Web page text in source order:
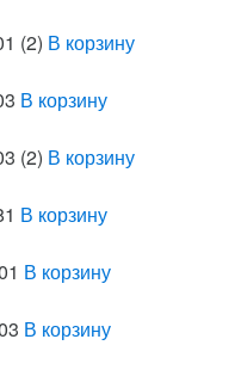
(2) В корзину
В корзину
(2) В корзину
В корзину
В корзину
В корзину